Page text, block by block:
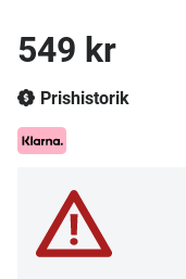
549 kr
Prishistorik